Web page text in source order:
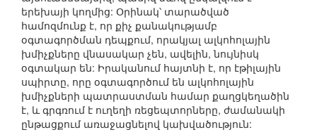
երեխայի կողմից: Օրինակ՝ տարածված
համոզմունք է, որ քիչ քանակությամբ
օգտագործման դեպքում, որակյալ ալկոհոլային
խմիչքները վնասակար չեն, ավելին, նույնիսկ
օգտակար են: Իրականում հայտնի է, որ էթիլային
սպիրտը, որը օգտագործում են ալկոհոլային
խմիչքների պատրաստման համար քաղցկեղածին
է, և գրգռում է ուղեղի ռեցեպտորները, ժամանակի
ընթացքում առաջացնելով կախվածություն: